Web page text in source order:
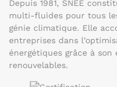
Depuis 1981, SNEE
multi-fluides pour tous
génie climatique. Elle
entreprises dans
énergétiques grâce à son
renouvelables.